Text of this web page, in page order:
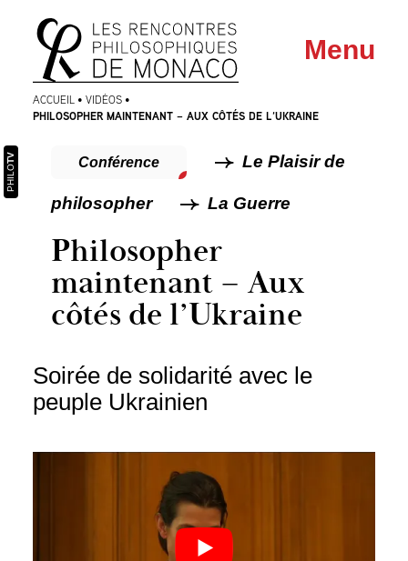
Aller
au
menu
Aller au
contenu
Menu
ACCUEIL • VIDÉOS •
PHILOSOPHER MAINTENANT – AUX CÔTÉS DE L’UKRAINE
Conférence Le Plaisir de
philosopher La Guerre
Philosopher
maintenant – Aux
côtés de l’Ukraine
Soirée de solidarité avec le
peuple Ukrainien
PHILO
TV